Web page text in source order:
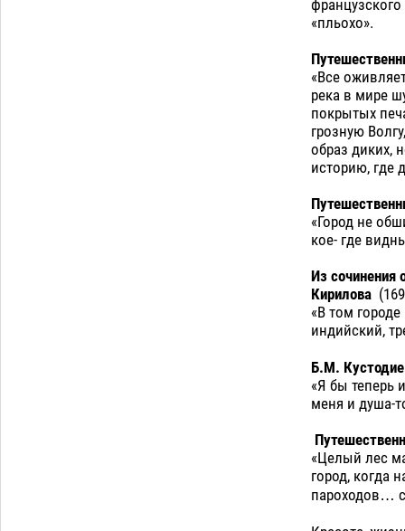
«пльохо».
«Все
река в мире
покрытых
грозную
образ диких,
историю, где
«Город не
кое- где
Из сочинения
Кирилова
«В том
индийский,
Б.М.
«Я бы теперь
меня и душа-
«Целый лес
город, когда
пароходов…